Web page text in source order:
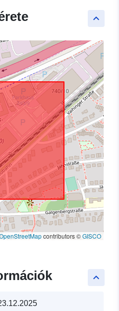
keyboard_arrow_up
contributors ©GISCO
keyboard_arrow_up